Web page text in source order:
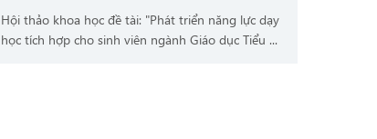
Hội thảo khoa học đề tài: "Phát triển năng lực dạy
học tích hợp cho sinh viên ngành Giáo dục Tiểu ...